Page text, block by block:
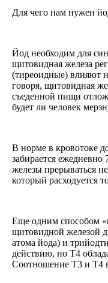
Для чего нам нужен
Йод необходим для
щитовидная железа
(тиреоидные) влияют
говоря, щитовидная
съеденной пищи
будет ли человек
В норме в кровотоке
забирается
железы прерываться
который расходуется
Еще одним способом
щитовидной железой
атома йода) и
действию, но Т4
Соотношение Т3 и Т4